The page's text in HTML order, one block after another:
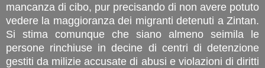
mancanza di cibo, pur precisando di non avere potuto
vedere la maggioranza dei migranti detenuti a Zintan.
Si stima comunque che siano almeno seimila le
persone rinchiuse in decine di centri di detenzione
gestiti da milizie accusate di abusi e violazioni di diritti